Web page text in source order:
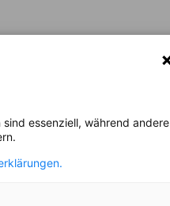
essenziell, während andere